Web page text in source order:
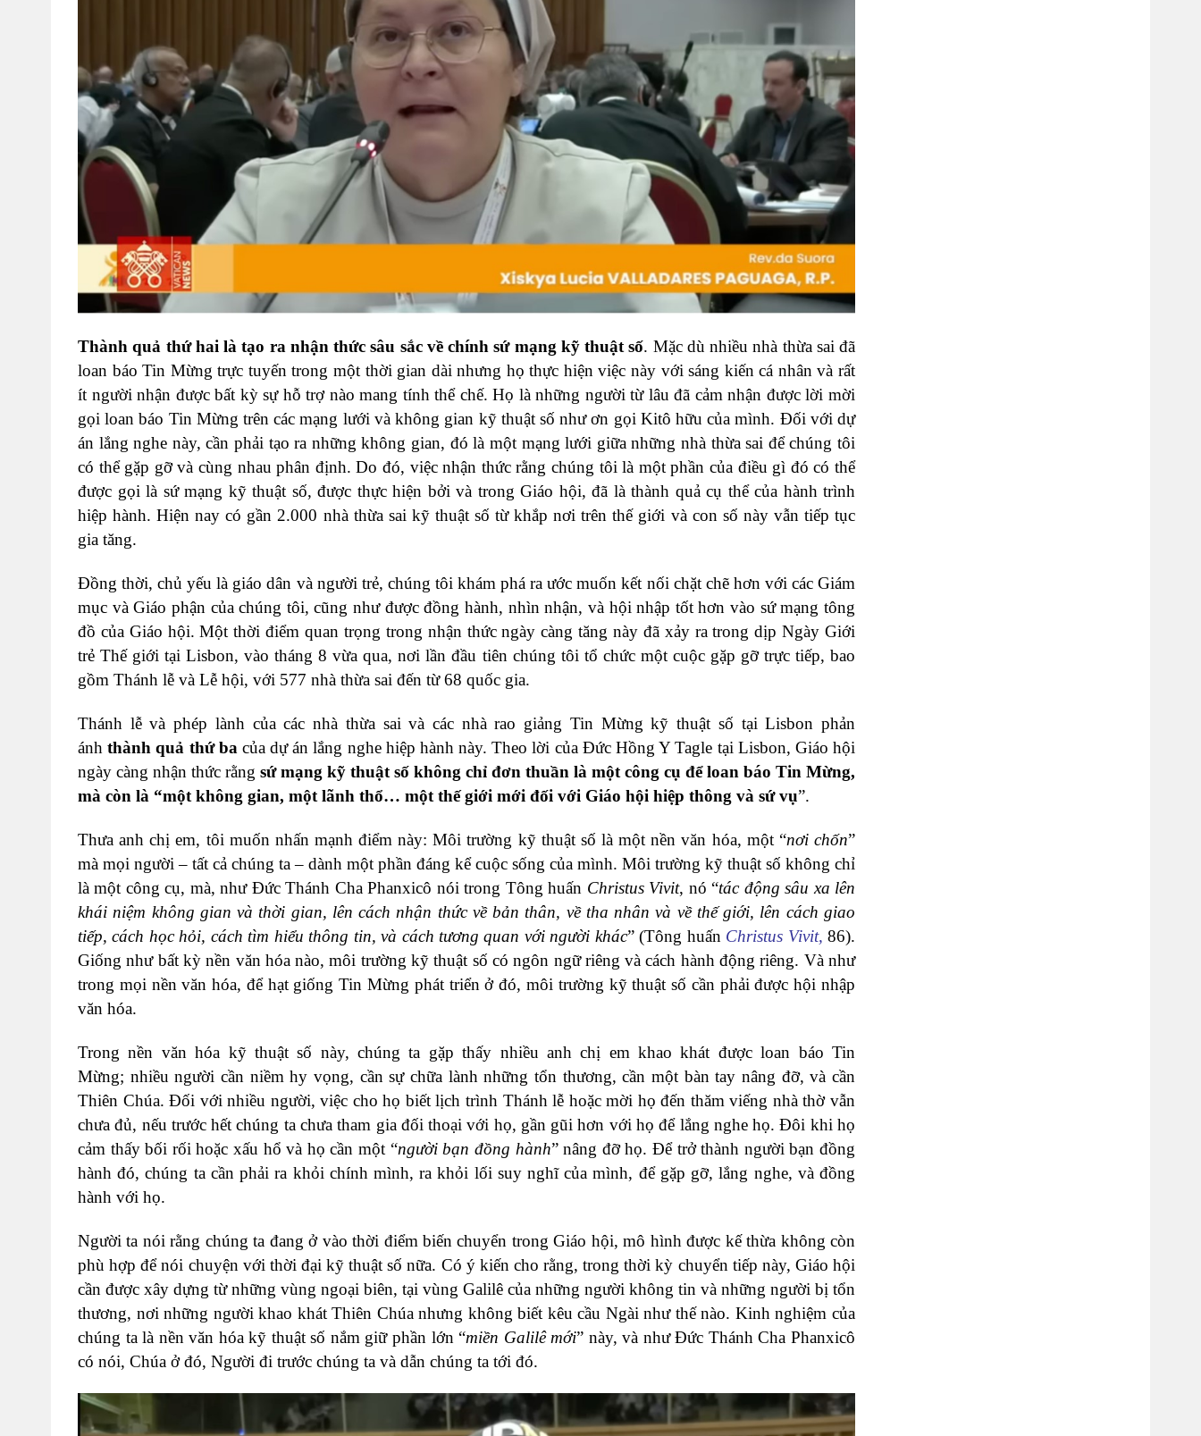
Thành quả thứ hai là tạo ra nhận thức sâu sắcvề chính sứ mạng kỹ thuật số. Mặc dù nhiều nhà thừa sai đã
loan báo Tin Mừng trực tuyến trong một thời gian dài nhưng họ thực hiện việc này với sáng kiến cá nhân và rất
ít người nhận được bất kỳ sự hỗ trợ nào mang tính thể chế. Họ là những người từ lâu đã cảm nhận được lời mời
gọi loan báo Tin Mừng trên các mạng lưới và không gian kỹ thuật số như ơn gọi Kitô hữu của mình. Đối với dự
án lắng nghe này, cần phải tạo ra những không gian, đó là một mạng lưới giữa những nhà thừa sai để chúng tôi
có thể gặp gỡ và cùng nhau phân định. Do đó, việc nhận thức rằng chúng tôi là một phần của điều gì đó có thể
được gọi là sứ mạng kỹ thuật số, được thực hiện bởi và trong Giáo hội, đã là thành quả cụ thể của hành trình
hiệp hành. Hiện nay có gần 2.000 nhà thừa sai kỹ thuật số từ khắp nơi trên thế giới và con số này vẫn tiếp tục
gia tăng.
Đồng thời, chủ yếu là giáo dân và người trẻ, chúng tôi khám phá ra ước muốn kết nối chặt chẽ hơn với các Giám
mục và Giáo phận của chúng tôi, cũng như được đồng hành, nhìn nhận, và hội nhập tốt hơn vào sứ mạng tông
đồ của Giáo hội. Một thời điểm quan trọng trong nhận thức ngày càng tăng này đã xảy ra trong dịp Ngày Giới
trẻ Thế giới tại Lisbon, vào tháng 8 vừa qua, nơi lần đầu tiên chúng tôi tổ chức một cuộc gặp gỡ trực tiếp, bao
gồm Thánh lễ và Lễ hội, với 577 nhà thừa sai đến từ 68 quốc gia.
Thánh lễ và phép lành của các nhà thừa sai và các nhà rao giảng Tin Mừng kỹ thuật số tại Lisbon phản
ánhthành quả thứ bacủa dự án lắng nghe hiệp hành này. Theo lời của Đức Hồng Y Tagle tại Lisbon, Giáo hội
ngày càng nhận thức rằng sứ mạng kỹ thuật số không chỉ đơn thuần là một công cụ để loan báo Tin Mừng,
mà còn là “một không gian, một lãnh thổ… một thế giới mới đối với Giáo hội hiệp thông và sứ vụ”.
Thưa anh chị em, tôi muốn nhấn mạnh điểm này: Môi trường kỹ thuật số là một nền văn hóa, một “nơichốn”
mà mọi người – tất cả chúng ta – dành một phần đáng kể cuộc sống của mình. Môi trường kỹ thuật số không chỉ
là một công cụ, mà, như Đức Thánh Cha Phanxicô nói trong Tông huấn Christus Vivit, nó “tác động sâu xa lên
khái niệm không gian và thời gian, lên cách nhận thức về bản thân, về tha nhân và về thế giới, lên cách giao
tiếp, cách học hỏi, cách tìm hiểu thông tin, và cách tương quan với người khác” (Tông huấn Christus Vivit, 86).
Giống như bất kỳ nền văn hóa nào, môi trường kỹ thuật số có ngôn ngữ riêng và cách hành động riêng. Và như
trong mọi nền văn hóa, để hạt giống Tin Mừng phát triển ở đó, môi trường kỹ thuật số cần phải được hội nhập
văn hóa.
Trong nền văn hóa kỹ thuật số này, chúng ta gặp thấy nhiều anh chị em khao khát được loan báo Tin
Mừng; nhiều người cần niềm hy vọng, cần sự chữa lành những tổn thương, cần một bàn tay nâng đỡ, và cần
Thiên Chúa. Đối với nhiều người, việc cho họ biết lịch trình Thánh lễ hoặc mời họ đến thăm viếng nhà thờ vẫn
chưa đủ, nếu trước hết chúng ta chưa tham gia đối thoại với họ, gần gũi hơn với họ để lắng nghe họ. Đôi khi họ
cảm thấy bối rối hoặc xấu hổ và họ cần một “người bạn đồng hành” nâng đỡ họ. Để trở thành người bạn đồng
hành đó, chúng ta cần phải ra khỏi chính mình, ra khỏi lối suy nghĩ của mình, để gặp gỡ, lắng nghe, và đồng
hành với họ.
Người ta nói rằng chúng ta đang ở vào thời điểm biến chuyển trong Giáo hội, mô hình được kế thừa không còn
phù hợp để nói chuyện với thời đại kỹ thuật số nữa. Có ý kiến cho rằng, trong thời kỳ chuyển tiếp này, Giáo hội
cần được xây dựng từ những vùng ngoại biên, tại vùng Galilê của những người không tin và những người bị tổn
thương, nơi những người khao khát Thiên Chúa nhưng không biết kêu cầu Ngài như thế nào. Kinh nghiệm của
chúng ta là nền văn hóa kỹ thuật số nắm giữ phần lớn “miền Galilê mới” này, và như Đức Thánh Cha Phanxicô
có nói, Chúa ở đó, Người đi trước chúng ta và dẫn chúng ta tới đó.